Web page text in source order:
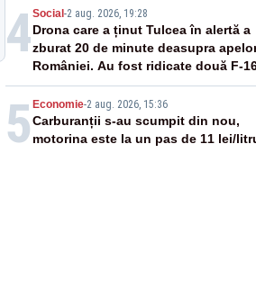
4Social -2 aug. 2026, 19:28
Drona care a ținut Tulcea în alertă a
zburat 20 de minute deasupra
României. Au fost ridicate două F-
5 Economie-2 aug. 2026, 15:36
Carburanții s-au scumpit din nou,
motorina este la un pas de 11 lei/